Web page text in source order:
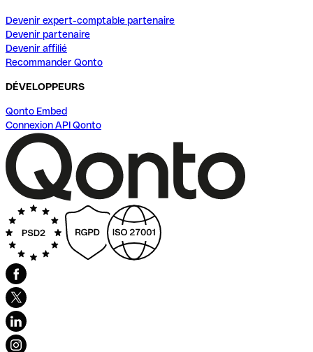
Devenir expert-comptable partenaire
Devenir partenaire
Devenir affilié
Recommander Qonto
DÉVELOPPEURS
Qonto Embed
Connexion API Qonto